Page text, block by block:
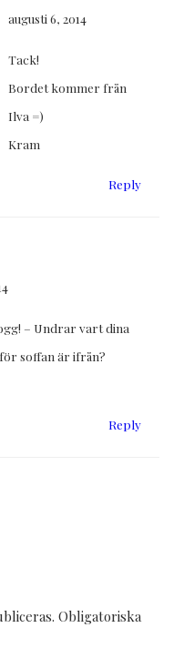
augusti 6, 2014
Tack!
Bordet kommer från
Ilva =)
Kram
Reply
– Undrar vart dina
soffan är ifrån?
Reply
Obligatoriska